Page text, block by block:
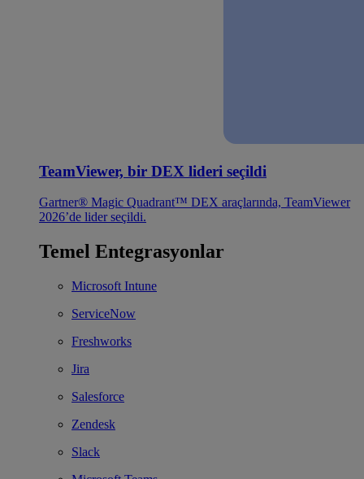
TeamViewer, bir DEX lideri seçildi
Gartner® Magic Quadrant™ DEX araçlarında, TeamViewer
2026’de lider seçildi.
Temel Entegrasyonlar
Microsoft Intune
ServiceNow
Freshworks
Jira
Salesforce
Zendesk
Slack